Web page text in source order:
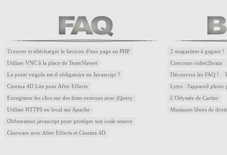
Trouver et télécharger le favicon d'une page en PHP
Utiliser VNC à la place de TeamViewer
Le point virgule est-il obligatoire en Javascript ?
Cinema 4D Lite pour After Effects
Enregistrer les clics sur des liens externes avec jQuery
Utiliser HTTPS en local sur Apache
Obfuscation javascript pour protéger son code source
Cineware avec After Effects et Cinema 4D
2 magazines à gagner !
Concours video2brain
Découvrez les FAQ !
Lytro : l'appareil photo
L'Odyssée de Cartier
Musiques libres de